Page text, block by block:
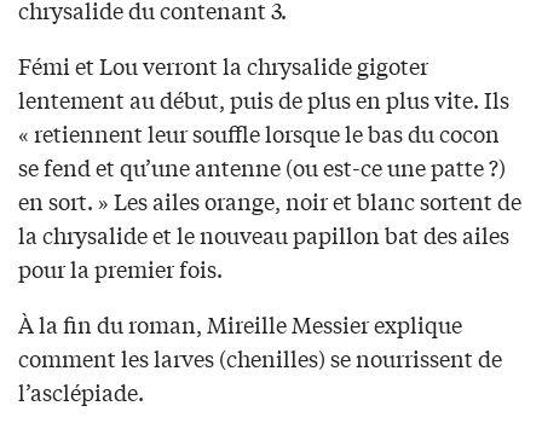
chrysalide du contenant 3.
Fémi et Lou verront la chrysalide gigoter
lentement au début, puis de plus en plus vite. Ils
« retiennent leur souffle lorsque le bas du cocon
se fend et qu’une antenne (ou est-ce une patte ?)
en sort. » Les ailes orange, noir et blanc sortent de
la chrysalide et le nouveau papillon bat des ailes
pour la premier fois.
À la fin du roman, Mireille Messier explique
comment les larves (chenilles) se nourrissent de
l’asclépiade.